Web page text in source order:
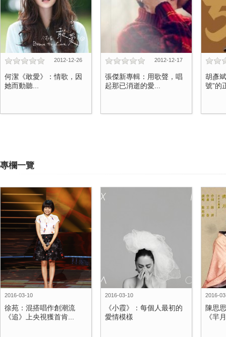
2012-12-26
何潔《敢愛》：情歌，因
她而動聽...
2012-12-17
張傑新專輯：用歌聲，唱
起那已消逝的愛...
胡彥
號”的
專欄一覽
2016-03-10
徐苑：混搭唱作創潮流
《追》上央視獲首肯...
2016-03-10
《小霞》：每個人最初的
愛情模樣
2016-
陳思
《羋